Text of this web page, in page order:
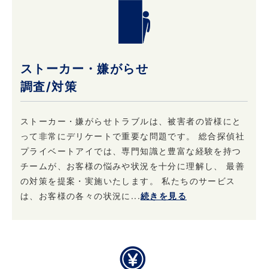
ストーカー・嫌がらせ
調査/対策
ストーカー・嫌がらせトラブルは、被害者の皆様にと
って非常にデリケートで重要な問題です。 総合探偵社
プライベートアイでは、専門知識と豊富な経験を持つ
チームが、お客様の悩みや状況を十分に理解し、 最善
の対策を提案・実施いたします。 私たちのサービス
は、お客様の各々の状況に...続きを見る